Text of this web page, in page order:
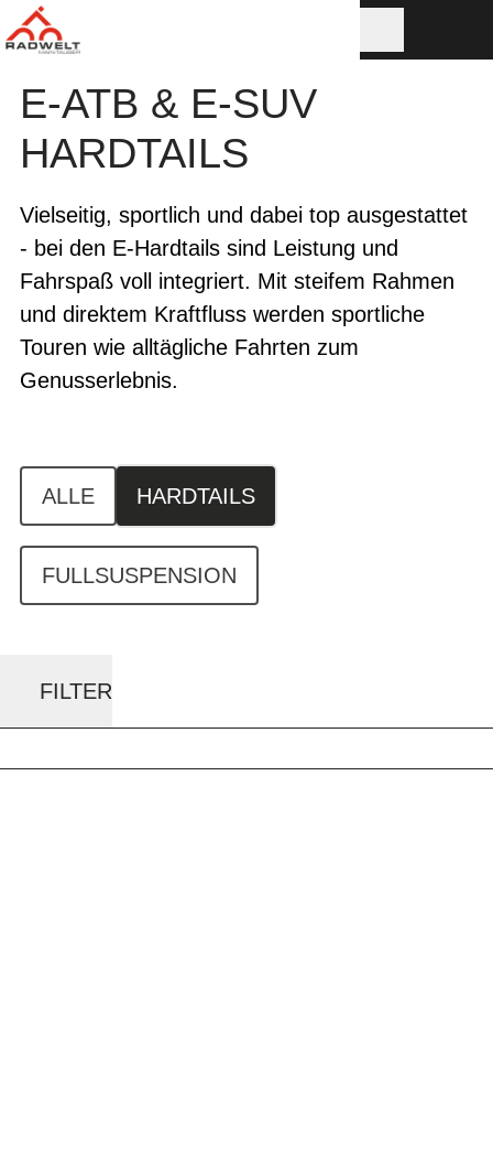
E-ATB & E-SUV
HARDTAILS
Vielseitig, sportlich und dabei top ausgestattet
- bei den E-Hardtails sind Leistung und
Fahrspaß voll integriert. Mit steifem Rahmen
und direktem Kraftfluss werden sportliche
Touren wie alltägliche Fahrten zum
Genusserlebnis.
ALLE HARDTAILS
FULLSUSPENSION
FILTER